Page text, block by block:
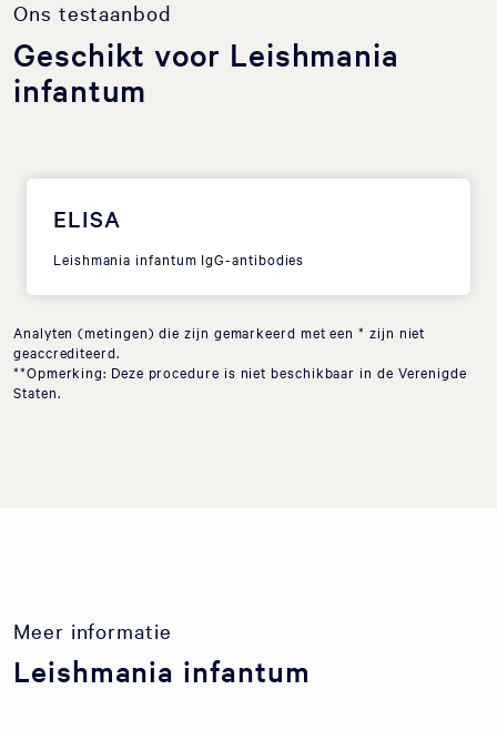
Ons testaanbod
Geschikt voor Leishmania
infantum
ELISA
Leishmania infantum IgG-antibodies
Analyten (metingen) die zijn gemarkeerd met een * zijn niet
geaccrediteerd.
**Opmerking: Deze procedure is niet beschikbaar in de Verenigde
Staten.
Meer informatie
Leishmania infantum